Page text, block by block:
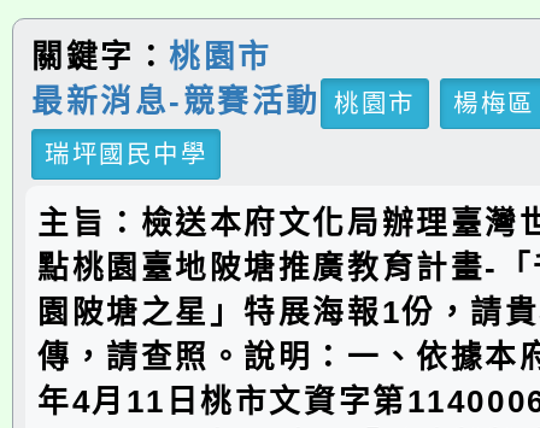
關鍵字：桃園市
最新消息-競賽活動
桃園市
楊梅區
瑞坪國民中學
主旨：檢送本府文化局辦理臺灣
點桃園臺地陂塘推廣教育計畫-
園陂塘之星」特展海報1份，請
傳，請查照。說明：一、依據本
年4月11日桃市文資字第